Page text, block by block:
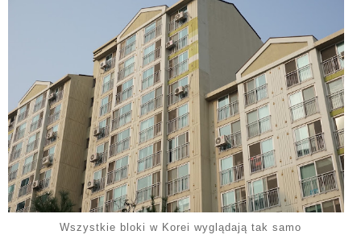
Wszystkie bloki w Korei wyglądają tak samo